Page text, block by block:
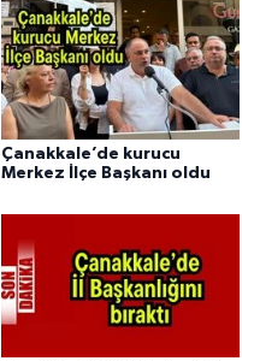
Çanakkale’de kurucu
Merkez İlçe Başkanı oldu